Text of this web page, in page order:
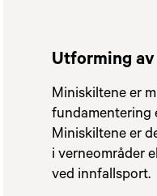
Utforming
Miniskiltene er
fundamentering
Miniskiltene er
i verneområder
ved innfallsport.